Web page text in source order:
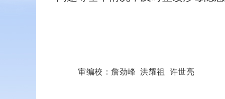
审编校：詹劲峰 洪耀祖 许世亮